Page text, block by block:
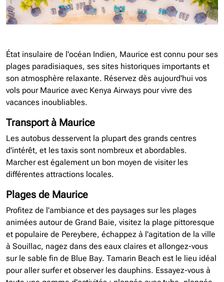
État insulaire de l'océan Indien, Maurice est connu pour ses
plages paradisiaques, ses sites historiques importants et
son atmosphère relaxante. Réservez dès aujourd'hui vos
vols pour Maurice avec Kenya Airways pour vivre des
vacances inoubliables.
Transport à Maurice
Les autobus desservent la plupart des grands centres
d'intérêt, et les taxis sont nombreux et abordables.
Marcher est également un bon moyen de visiter les
différentes attractions locales.
Plages de Maurice
Profitez de l'ambiance et des paysages sur les plages
animées autour de Grand Baie, visitez la plage pittoresque
et populaire de Pereybere, échappez à l'agitation de la ville
à Souillac, nagez dans des eaux claires et allongez-vous
sur le sable fin de Blue Bay. Tamarin Beach est le lieu idéal
pour aller surfer et observer les dauphins. Essayez-vous à